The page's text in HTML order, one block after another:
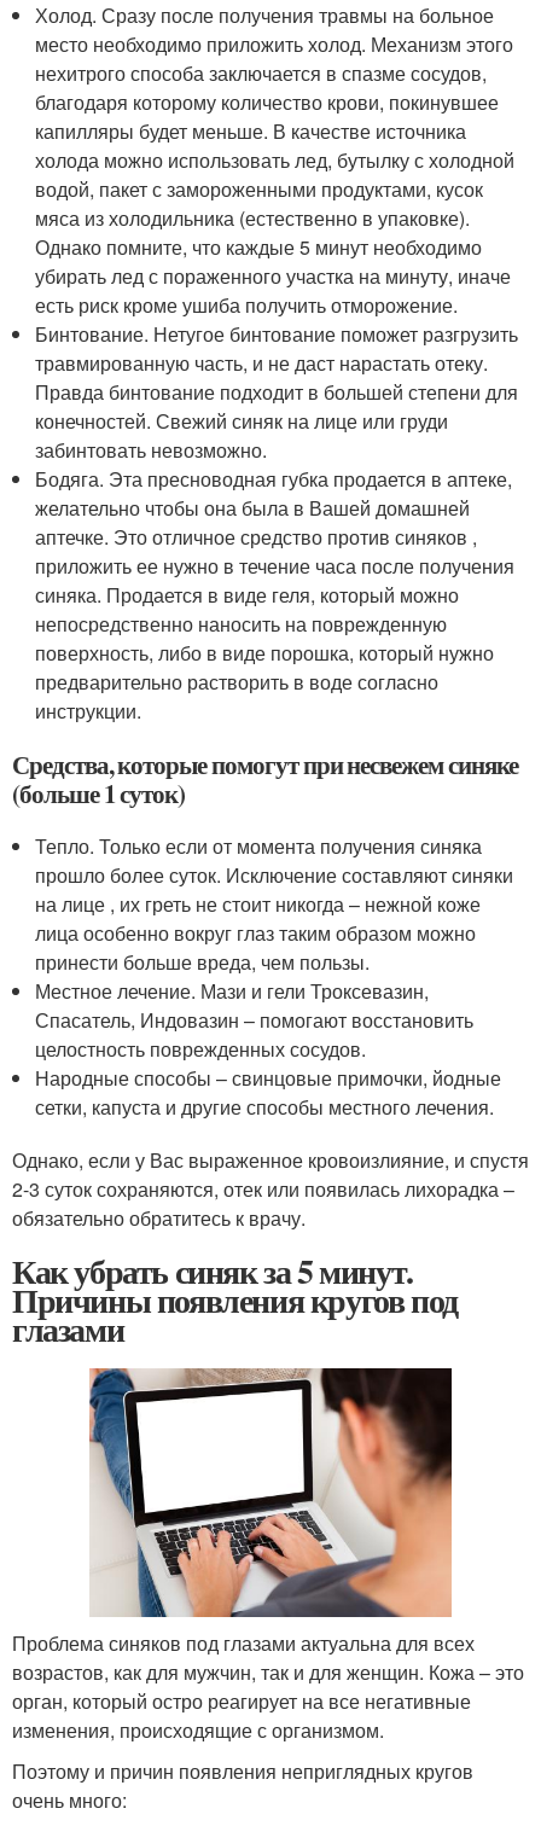
Холод. Сразу после получения травмы на больное
место необходимо приложить холод. Механизм этого
нехитрого способа заключается в спазме сосудов,
благодаря которому количество крови, покинувшее
капилляры будет меньше. В качестве источника
холода можно использовать лед, бутылку с холодной
водой, пакет с замороженными продуктами, кусок
мяса из холодильника (естественно в упаковке).
Однако помните, что каждые 5 минут необходимо
убирать лед с пораженного участка на минуту, иначе
есть риск кроме ушиба получить отморожение.
Бинтование. Нетугое бинтование поможет разгрузить
травмированную часть, и не даст нарастать отеку.
Правда бинтование подходит в большей степени для
конечностей. Свежий синяк на лице или груди
забинтовать невозможно.
Бодяга. Эта пресноводная губка продается в аптеке,
желательно чтобы она была в Вашей домашней
аптечке. Это отличное средство против синяков ,
приложить ее нужно в течение часа после получения
синяка. Продается в виде геля, который можно
непосредственно наносить на поврежденную
поверхность, либо в виде порошка, который нужно
предварительно растворить в воде согласно
инструкции.
Средства, которые помогут при несвежем синяке
(больше 1 суток)
Тепло. Только если от момента получения синяка
прошло более суток. Исключение составляют синяки
на лице , их греть не стоит никогда – нежной коже
лица особенно вокруг глаз таким образом можно
принести больше вреда, чем пользы.
Местное лечение. Мази и гели Троксевазин,
Спасатель, Индовазин – помогают восстановить
целостность поврежденных сосудов.
Народные способы – свинцовые примочки, йодные
сетки, капуста и другие способы местного лечения.
Однако, если у Вас выраженное кровоизлияние, и спустя
2-3 суток сохраняются, отек или появилась лихорадка –
обязательно обратитесь к врачу.
Как убрать синяк за 5 минут.
Причины появления кругов под
глазами
Проблема синяков под глазами актуальна для всех
возрастов, как для мужчин, так и для женщин. Кожа – это
орган, который остро реагирует на все негативные
изменения, происходящие с организмом.
Поэтому и причин появления неприглядных кругов
очень много: